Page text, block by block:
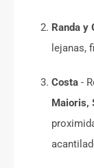
Randa y
lejanas,
Costa -
Maioris,